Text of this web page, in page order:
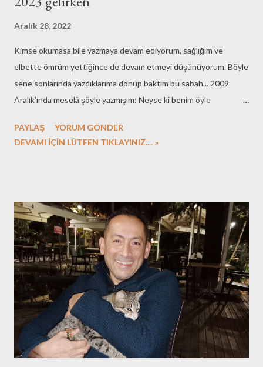
Aralık 28, 2022
Kimse okumasa bile yazmaya devam ediyorum, sağlığım ve
elbette ömrüm yettiğince de devam etmeyi düşünüyorum. Böyle
sene sonlarında yazdıklarıma dönüp baktım bu sabah... 2009
Aralık'ında meselâ şöyle yazmışım: Neyse ki benim öyle
gerçekten plan yapmayanlardanım. Öyle arada gaza gelip bir
şeyler çiziktirdiğim olduysa bile bunlar gerçekleşmese dünyanın
şarkı geldi: Değişen hiç bir şey yok sevdiceğim. Bir telaş, bir
heyecan yollardayız... Biz yetişkinler için pek bir şeyin
değişmemesi üzünülecek bir durum değil aslında. Malum, yaşımız
kemale (ne ise o artık) yaklaşırken değişimler olumsuz oluyor
çoğunlukla. Bebeklere ise her gün mucizeler getiriyor. Koltukta
desteklerle oturmalardan, desteksiz oturmaya, sürünüp
yuvarlanmadan, emeklemeye...
PAYLAŞ
YORUM GÖNDER
DEVAMI İÇİN LÜTFEN TIKLAYINIZ.... »